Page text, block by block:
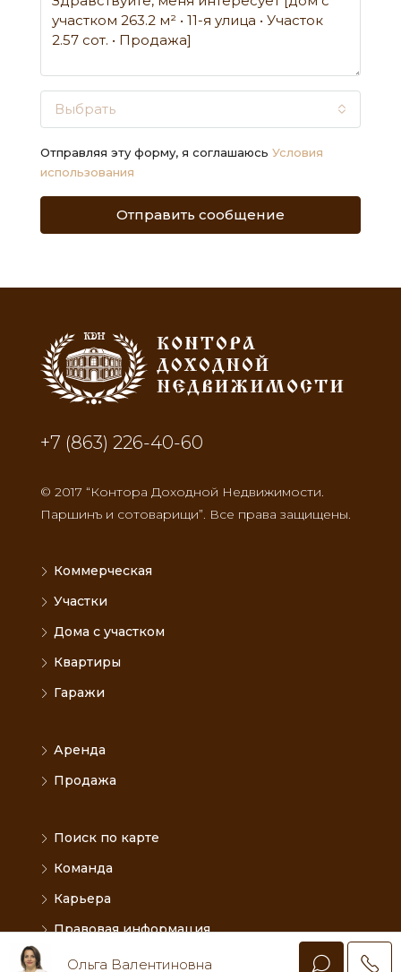
Выбрать
Отправляя эту форму, я соглашаюсь Условия
использования
Отправить сообщение
+7 (863) 226-40-60
© 2017 “Контора Доходной Недвижимости.
Паршинъ и сотоварищи”. Все права защищены.
Коммерческая
Участки
Дома с участком
Квартиры
Гаражи
Аренда
Продажа
Поиск по карте
Команда
Карьера
Правовая информация
Ольга Валентиновна